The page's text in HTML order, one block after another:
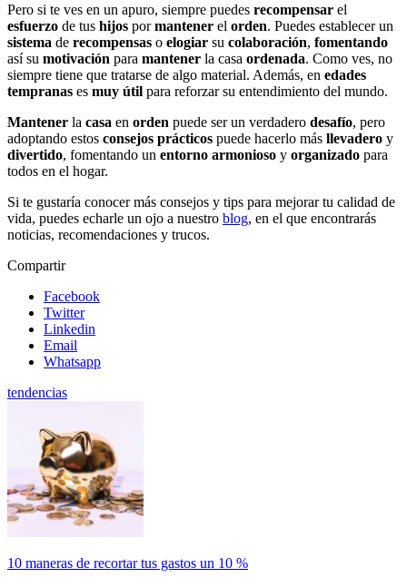
Pero si te ves en un apuro, siempre puedes recompensar el
esfuerzo de tus hijos pormantener el orden. Puedes establecer un
sistema de recompensas o elogiar su colaboración, fomentando
así su motivación para mantener la casa ordenada. Como ves, no
siempre tiene que tratarse de algo material. Además, en edades
tempranas es muy útil para reforzar su entendimiento del mundo.
Mantener la casa en orden puede ser un verdadero desafío, pero
adoptando estos consejos prácticos puede hacerlo más llevadero y
divertido, fomentando un entorno armonioso y organizado para
todos en el hogar.
Si te gustaría conocer más consejos y tips para mejorar tu calidad de
vida, puedes echarle un ojo a nuestro blog, en el que encontrarás
noticias, recomendaciones y trucos.
Compartir
Facebook
Twitter
Linkedin
Email
Whatsapp
tendencias
10 maneras de recortar tus gastos un 10 %